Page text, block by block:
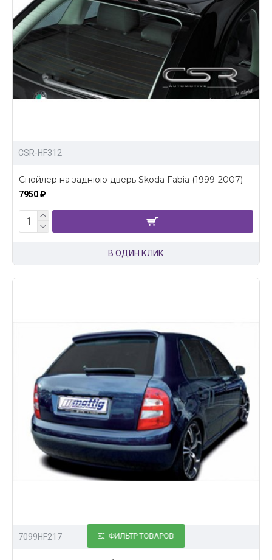
CSR-HF312
Спойлер на заднюю дверь Skoda Fabia (1999-2007)
7950 ₽
В ОДИН КЛИК
7099HF217 ФИЛЬТР ТОВАРОВ